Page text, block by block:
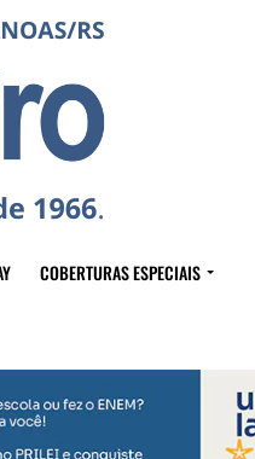
COBERTURAS ESPECIAIS